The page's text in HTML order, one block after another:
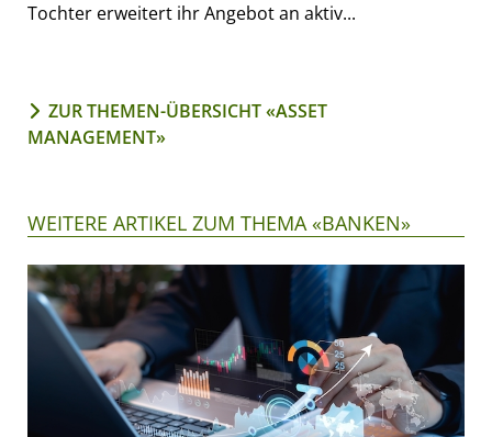
Tochter erweitert ihr Angebot an aktiv...
ZUR THEMEN-ÜBERSICHT «ASSET
MANAGEMENT»
WEITERE ARTIKEL ZUM THEMA «BANKEN»